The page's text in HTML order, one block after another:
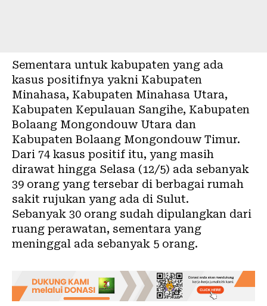
Sementara untuk kabupaten yang ada
kasus positifnya yakni Kabupaten
Minahasa, Kabupaten Minahasa Utara,
Kabupaten Kepulauan Sangihe, Kabupaten
Bolaang Mongondouw Utara dan
Kabupaten Bolaang Mongondouw Timur.
Dari 74 kasus positif itu, yang masih
dirawat hingga Selasa (12/5) ada sebanyak
39 orang yang tersebar di berbagai rumah
sakit rujukan yang ada di Sulut.
Sebanyak 30 orang sudah dipulangkan dari
ruang perawatan, sementara yang
meninggal ada sebanyak 5 orang.